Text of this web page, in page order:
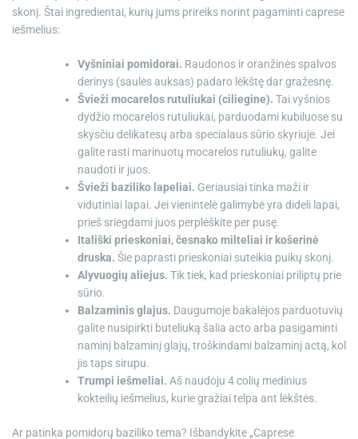
skonį. Štai ingredientai, kurių jums prireiks norint pagaminti caprese
iešmelius:
Vyšniniai pomidorai. Raudonos ir oranžinės spalvos
derinys (saulės auksas) padaro lėkštę dar gražesnę.
Švieži mocarelos rutuliukai (ciliegine). Tai vyšnios
dydžio mocarelos rutuliukai, parduodami kubiluose su
skysčiu delikatesų arba specialaus sūrio skyriuje. Jei
galite rasti marinuotų mocarelos rutuliukų, galite
naudoti ir juos.
Švieži baziliko lapeliai. Geriausiai tinka maži ir
vidutiniai lapai. Jei vienintelė galimybė yra dideli lapai,
prieš sriegdami juos perplėškite per pusę.
Itališki prieskoniai, česnako milteliai ir košerinė
druska. Šie paprasti prieskoniai suteikia puikų skonį.
Alyvuogių aliejus. Tik tiek, kad prieskoniai priliptų prie
sūrio.
Balzaminis glajus. Daugumoje bakalėjos parduotuvių
galite nusipirkti buteliuką šalia acto arba pasigaminti
naminį balzaminį glajų, troškindami balzaminį actą, kol
jis taps sirupu.
Trumpi iešmeliai. Aš naudoju 4 colių medinius
kokteilių iešmelius, kurie gražiai telpa ant lėkštės.
Ar patinka pomidorų baziliko tema? Išbandykite „Caprese